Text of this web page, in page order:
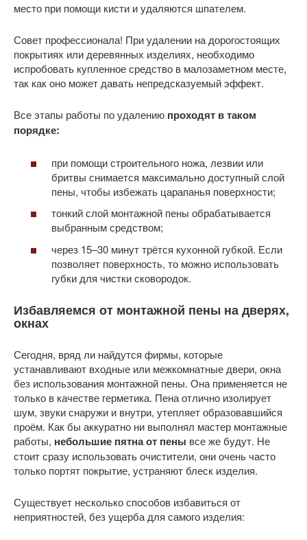
место при помощи кисти и удаляются шпателем.
Совет профессионала! При удалении на дорогостоящих
покрытиях или деревянных изделиях, необходимо
испробовать купленное средство в малозаметном месте,
так как оно может давать непредсказуемый эффект.
Все этапы работы по удалению проходят в таком
порядке:
при помощи строительного ножа, лезвии или
бритвы снимается максимально доступный слой
пены, чтобы избежать царапанья поверхности;
тонкий слой монтажной пены обрабатывается
выбранным средством;
через 15–30 минут трётся кухонной губкой. Если
позволяет поверхность, то можно использовать
губки для чистки сковородок.
Избавляемся от монтажной пены на дверях,
окнах
Сегодня, вряд ли найдутся фирмы, которые
устанавливают входные или межкомнатные двери, окна
без использования монтажной пены. Она применяется не
только в качестве герметика. Пена отлично изолирует
шум, звуки снаружи и внутри, утепляет образовавшийся
проём. Как бы аккуратно ни выполнял мастер монтажные
работы, небольшие пятна от пены все же будут. Не
стоит сразу использовать очистители, они очень часто
только портят покрытие, устраняют блеск изделия.
Существует несколько способов избавиться от
неприятностей, без ущерба для самого изделия: